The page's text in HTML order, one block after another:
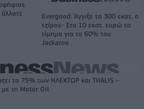
Evergood: Άγγιξε τα 300 εκατ. ο
τζίρος- Στα 10 εκατ. ευρώ το
τίμημα για το 60% του
Jackaroo
το 75% των ΗΛΕΚΤΩΡ και THALIS –
με τη Motor Oil